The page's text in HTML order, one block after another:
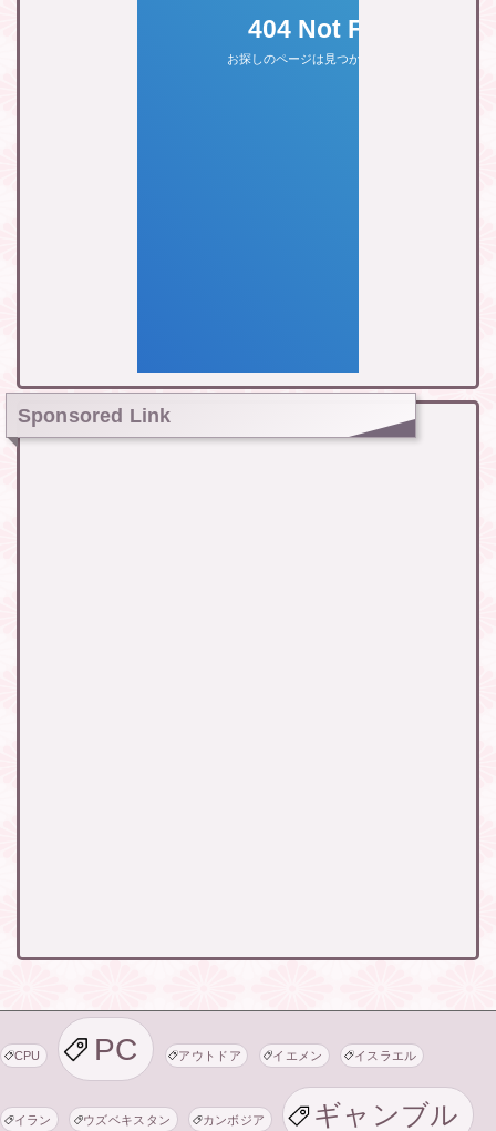
Sponsored Link
CPU PC アウトドア イエメン イスラエル
イラン ウズベキスタン カンボジア ギャンブル